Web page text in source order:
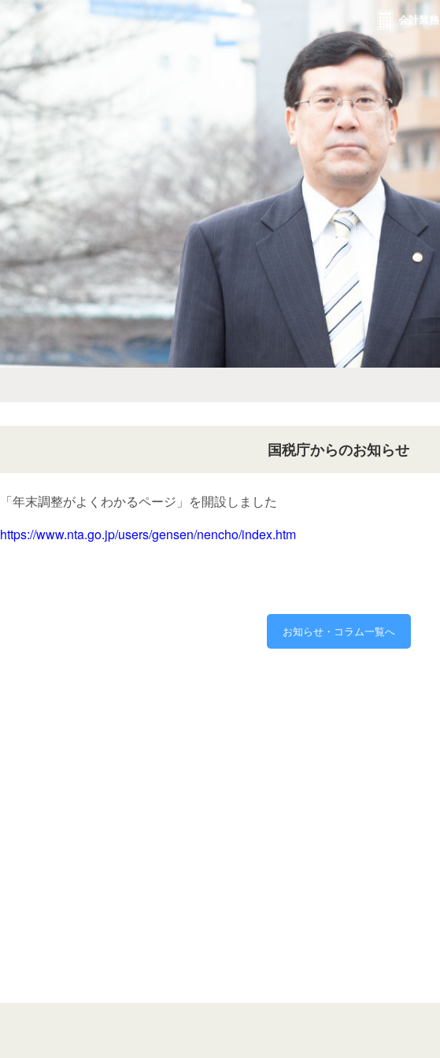
会計業務
国税庁からのお知らせ
「年末調整がよくわかるページ」を開設しました
https://www.nta.go.jp/users/gensen/nencho/index.htm
お知らせ・コラム一覧へ